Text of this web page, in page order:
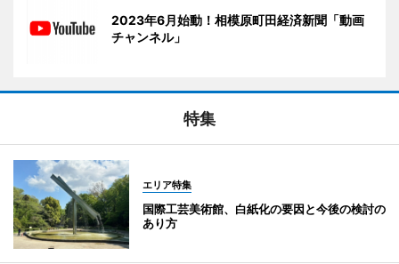
2023年6月始動！相模原町田経済新聞「動画
チャンネル」
特集
エリア特集
国際工芸美術館、白紙化の要因と今後の検討の
あり方